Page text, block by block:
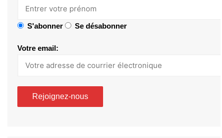
S'abonner Se désabonner
Votre email: